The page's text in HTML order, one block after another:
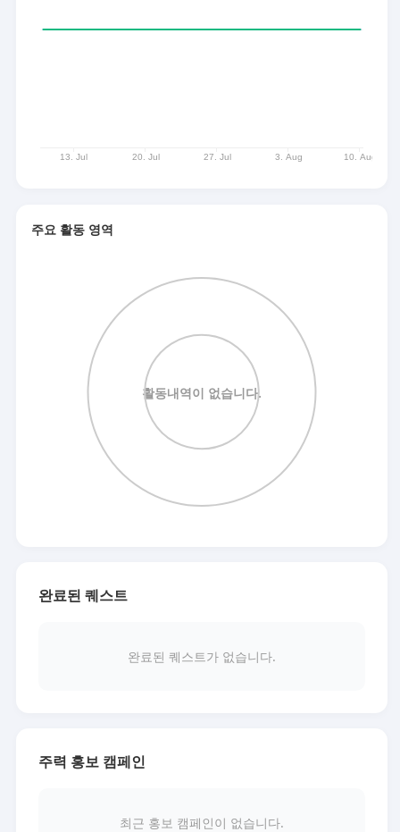
주요 활동 영역
완료된 퀘스트
완료된 퀘스트가 없습니다.
주력 홍보 캠페인
최근 홍보 캠페인이 없습니다.